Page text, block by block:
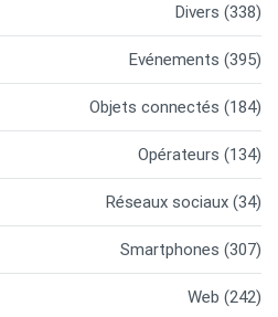
Divers (338)
Evénements (395)
Objets connectés (184)
Opérateurs (134)
Réseaux sociaux (34)
Smartphones (307)
Web (242)